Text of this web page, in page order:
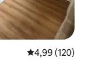
Gemiddelde
4,99 (120)